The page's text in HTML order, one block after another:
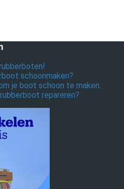
schoonmaken?
je boot schoon te maken.
repareren?